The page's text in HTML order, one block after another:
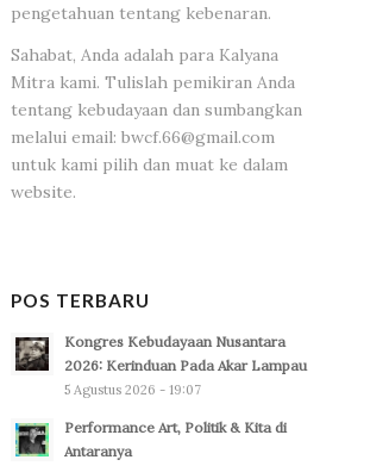
pengetahuan tentang kebenaran.
Sahabat, Anda adalah para Kalyana
Mitra kami. Tulislah pemikiran Anda
tentang kebudayaan dan sumbangkan
melalui email: bwcf.66@gmail.com
untuk kami pilih dan muat ke dalam
website.
POS TERBARU
Kongres Kebudayaan Nusantara
2026: Kerinduan Pada Akar Lampau
5 Agustus 2026 - 19:07
Performance Art, Politik & Kita di
Antaranya